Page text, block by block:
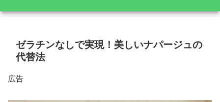
ゼラチンなしで実現！美しいナパージュの
代替法
広告